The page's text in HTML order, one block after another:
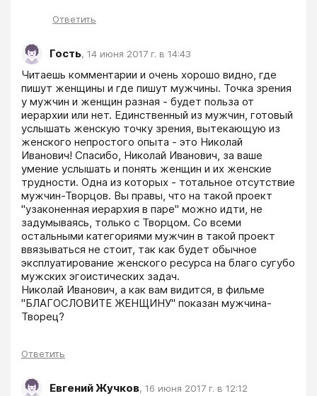
Ответить
Гость, 14 июня 2017 г. в 14:43
Читаешь комментарии и очень хорошо видно, где
пишут женщины и где пишут мужчины. Точка зрения
у мужчин и женщин разная - будет польза от
иерархии или нет. Единственный из мужчин, готовый
услышать женскую точку зрения, вытекающую из
женского непростого опыта - это Николай
Иванович! Спасибо, Николай Иванович, за ваше
умение услышать и понять женщин и их женские
трудности. Одна из которых - тотальное отсутствие
мужчин-Творцов. Вы правы, что на такой проект
"узаконенная иерархия в паре" можно идти, не
задумываясь, только с Творцом. Со всеми
остальными категориями мужчин в такой проект
ввязываться не стоит, так как будет обычное
эксплуатирование женского ресурса на благо сугубо
мужских эгоистических задач.
Николай Иванович, а как вам видится, в фильме
"БЛАГОСЛОВИТЕ ЖЕНЩИНУ" показан мужчина-
Творец?
Ответить
Евгений Жучков, 16 июня 2017 г. в 12:12